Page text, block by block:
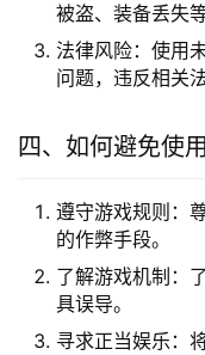
被盗、装备丢失等
法律风险：使用
问题，违反相关
四、如何避免使
遵守游戏规则：
的作弊手段。
了解游戏机制：
具误导。
寻求正当娱乐：